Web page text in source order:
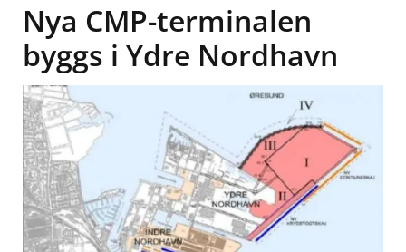
Nya CMP-terminalen
byggs i Ydre Nordhavn